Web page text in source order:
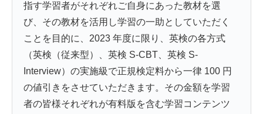
指す学習者がそれぞれご自身にあった教材を選
び、その教材を活用し学習の一助としていただく
ことを目的に、2023 年度に限り、英検の各方式
（英検（従来型）、英検 S-CBT、英検 S-
Interview）の実施級で正規検定料から一律 100 円
の値引きをさせていただきます。その金額を学習
者の皆様それぞれが有料版を含む学習コンテンツ